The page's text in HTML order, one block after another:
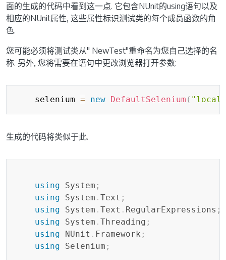
面的生成的代码中看到这一点. 它包含NUnit的using语句以及
相应的NUnit属性, 这些属性标识测试类的每个成员函数的角
色.
您可能必须将测试类从" NewTest"重命名为您自己选择的名
称. 另外, 您将需要在语句中更改浏览器打开参数:
    selenium
= new DefaultSelenium (
生成的代码将类似于此.
using System ;
using
System . Text ;
using
System . Text . RegularExpressions ;
using
System . Threading ;
using
NUnit . Framework ;
using
Selenium ;